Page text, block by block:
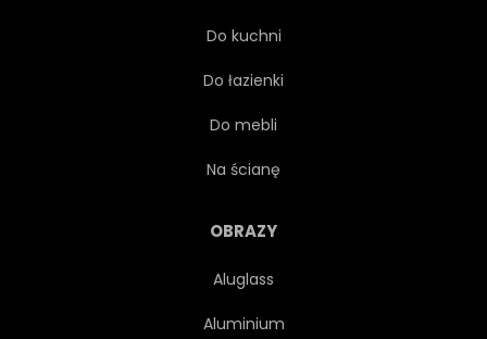
Do kuchni
Do łazienki
Do mebli
Na ścianę
OBRAZY
Aluglass
Aluminium